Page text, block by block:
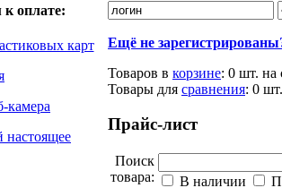
оплате:
Ещё не
Товаров в корзине: 0 шт. на
Товары для сравнения: 0 шт.
Прайс-лист
Поиск
товара:
В наличии